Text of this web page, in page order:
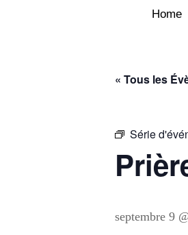
Home
« Tous les
Série
septembre 9